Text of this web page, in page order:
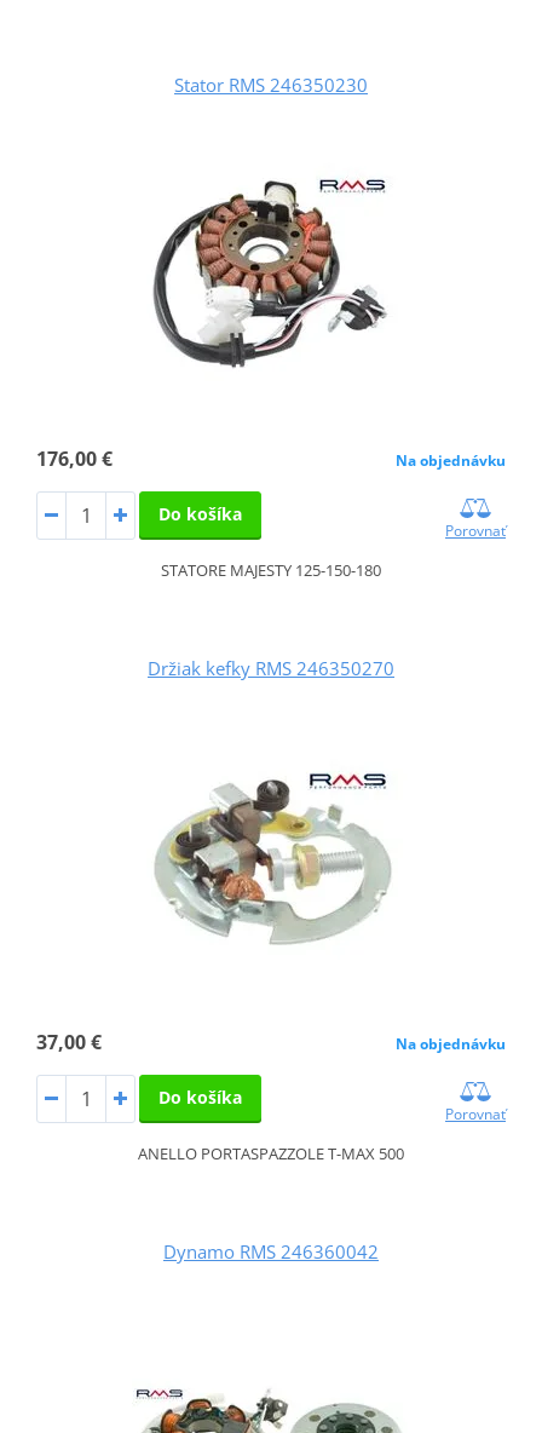
Stator RMS 246350230
176,00 € Na objednávku
Do košíka
Porovnať
STATORE MAJESTY 125-150-180
Držiak kefky RMS 246350270
37,00 € Na objednávku
Do košíka
Porovnať
ANELLO PORTASPAZZOLE T-MAX 500
Dynamo RMS 246360042